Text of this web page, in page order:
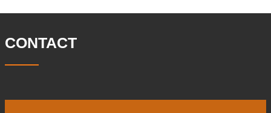
電、石油機械部品、建設機械、鉱業、冶
CONTACT